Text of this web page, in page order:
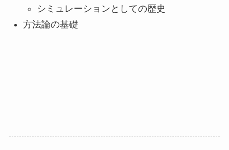
シミュレーションとしての歴史
方法論の基礎